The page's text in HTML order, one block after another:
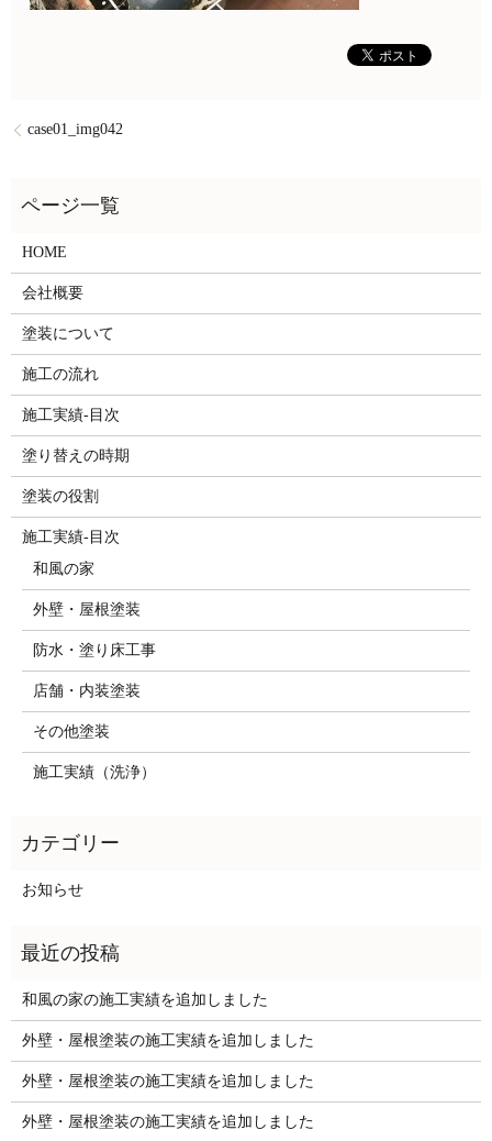
case01_img042
HOME
会社概要
塗装について
施工の流れ
施工実績-目次
塗り替えの時期
塗装の役割
施工実績-目次
和風の家
外壁・屋根塗装
防水・塗り床工事
店舗・内装塗装
その他塗装
施工実績（洗浄）
お知らせ
和風の家の施工実績を追加しました
外壁・屋根塗装の施工実績を追加しました
外壁・屋根塗装の施工実績を追加しました
外壁・屋根塗装の施工実績を追加しました